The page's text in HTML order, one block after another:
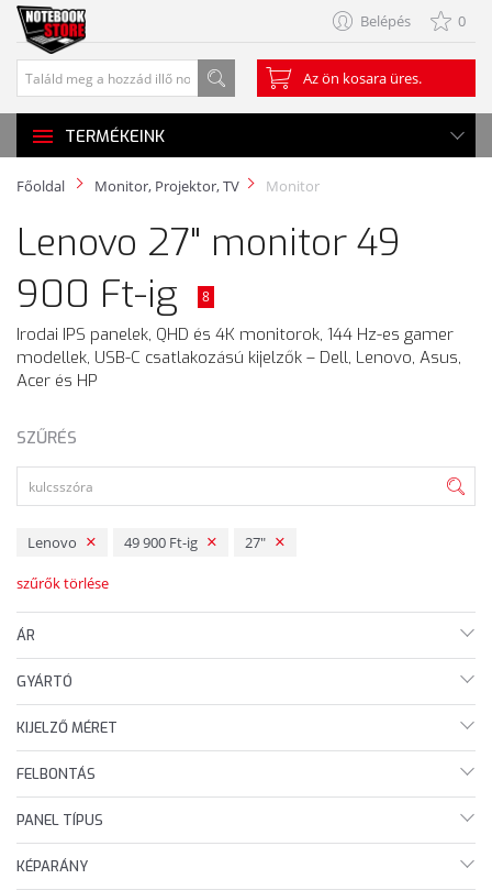
Belépés 0
Az ön kosara üres.
TERMÉKEINK
Főoldal Monitor, Projektor, TV Monitor
Lenovo 27" monitor 49
900 Ft-ig
8
Irodai IPS panelek, QHD és 4K monitorok, 144 Hz-es gamer
modellek, USB-C csatlakozású kijelzők – Dell, Lenovo, Asus,
Acer és HP
SZŰRÉS
Lenovo 49 900 Ft-ig 27"
szűrők törlése
ÁR
GYÁRTÓ
KIJELZŐ MÉRET
FELBONTÁS
PANEL TÍPUS
KÉPARÁNY